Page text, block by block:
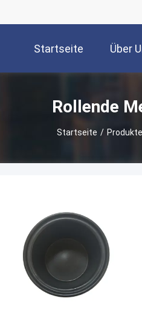
Startseite Über
Rollende
Startseite / Produkte